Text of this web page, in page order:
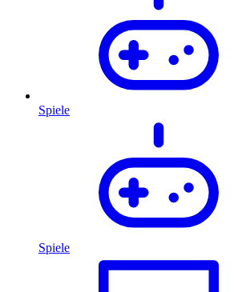
Spiele
Spiele